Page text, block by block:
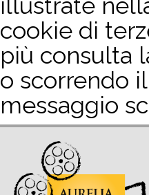
illustrate
cookie di
più consulta
o scorrendo
messaggio